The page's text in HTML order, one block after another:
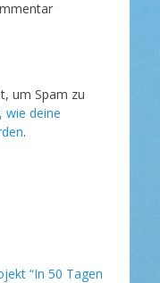
um Spam zu
wie deine
.
“In 50 Tagen